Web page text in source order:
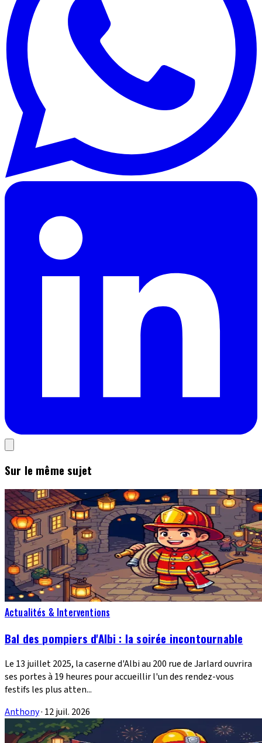
Sur le même sujet
Actualités & Interventions
Bal des pompiers d'Albi : la soirée incontournable
Le 13 juillet 2025, la caserne d'Albi au 200 rue de Jarlard ouvrira
ses portes à 19 heures pour accueillir l'un des rendez-vous
festifs les plus atten...
Anthony· 12 juil. 2026